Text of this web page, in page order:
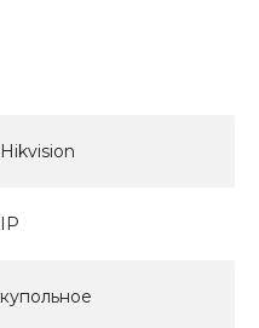
Hikvision
IP
купольное